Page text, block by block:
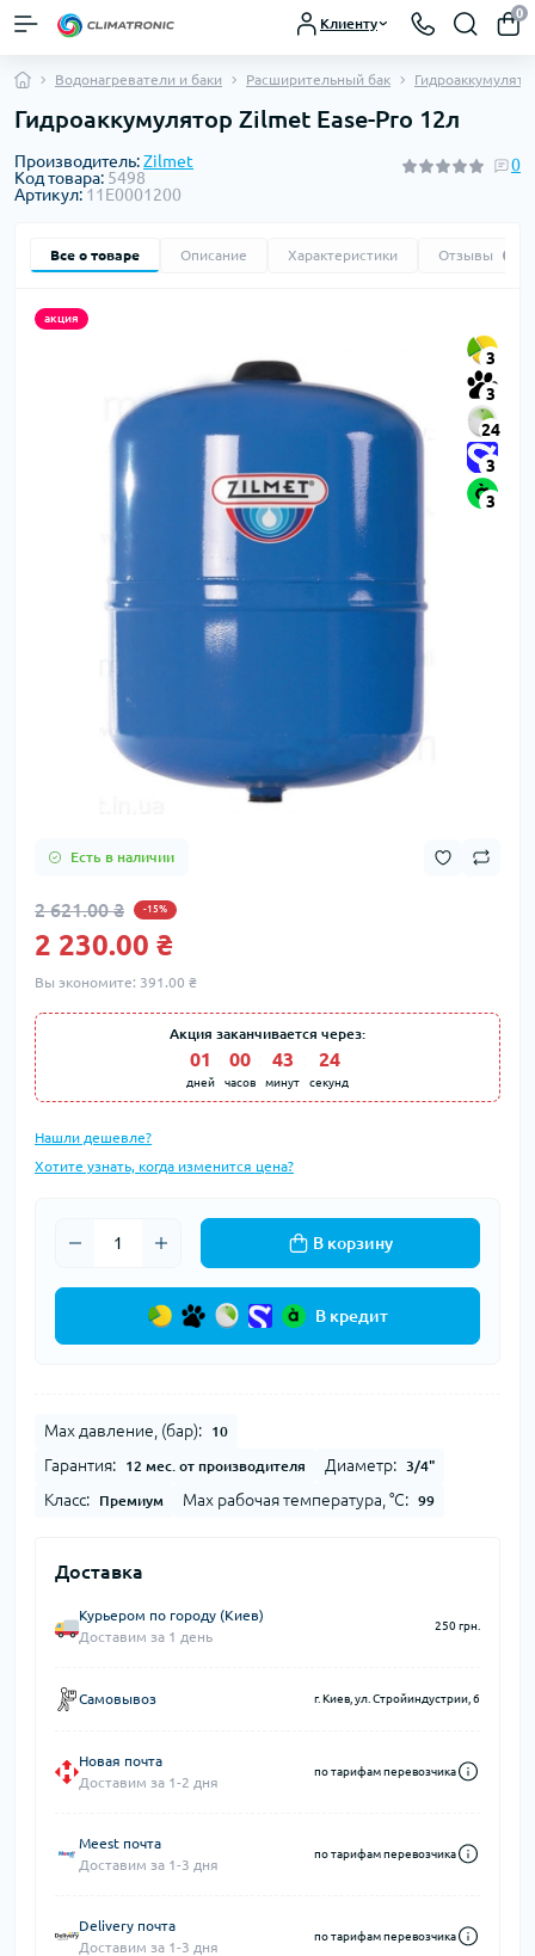
Клиенту
0
Водонагреватели и баки Расширительный бак
Гидроаккумулятор Zilmet Ease-Pro 12л
Производитель:Zilmet
Код товара: 5498
Артикул: 11E0001200
0
Все о товаре Описание Характеристики Отзывы
акция
3
3
24
3
3
Есть в наличии
2 621.00 ₴ -15%
2 230.00 ₴
Вы экономите: 391.00 ₴
Акция заканчивается через:
01
дней
00
часов
43
минут
23
секунд
Нашли дешевле?
Хотите узнать, когда изменится цена?
В корзину
В кредит
Max давление, (бар): 10
Гарантия: 12 мес. от производителя Диаметр: 3/4"
Класс: Премиум Мах рабочая температура, °C: 99
Доставка
Курьером по городу (Киев)
Доставим за 1 день
250 грн.
Самовывоз г. Киев, ул. Стройиндустрии, 6
Новая почта
Доставим за 1-2 дня
по тарифам перевозчика
Meest почта
Доставим за 1-3 дня
по тарифам перевозчика
Delivery почта
Доставим за 1-3 дня
по тарифам перевозчика